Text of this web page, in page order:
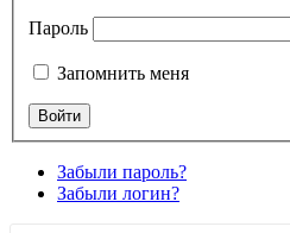
Пароль
Запомнить меня
Забыли пароль?
Забыли логин?